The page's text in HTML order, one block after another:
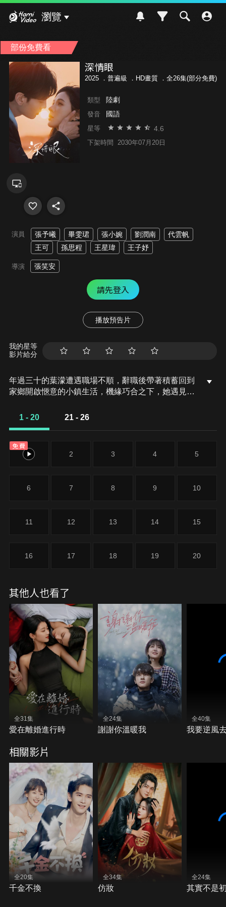
瀏覽
部份免費看
深情眼
2025 ． 普遍級 ．HD畫質 ．全26集(部分免費)
類型 陸劇
發音 國語
星等 4.6
下架時間 2030年07月20日
演員 張予曦 畢雯珺 張小婉 劉潤南
代雲帆
王可
孫思程 王星瑋 王子妤
導演 張笑安
請先登入
播放預告片
我的星等
影片給分
年過三十的葉濛遭遇職場不順，辭職後帶著積蓄回到
家鄉開啟愜意的小鎮生活，機緣巧合之下，她遇見了
吸引。兩個陌生的靈魂不斷觸碰，葉濛因李靳嶼的艱
葉濛母親多年前患病去世的謎團緩緩浮出水面，葉濛
不得不面對殘酷的真相...
1 - 20 21 - 26
免費
1 2 3 4 5
6 7 8 9 10
11 12 13 14 15
16 17 18 19 20
其他人也看了
全31集
愛在離婚進行時
全24集
謝謝你溫暖我
全40集
我要逆風
相關影片
全20集
千金不換
全34集
仿妝
全24集
其實不是